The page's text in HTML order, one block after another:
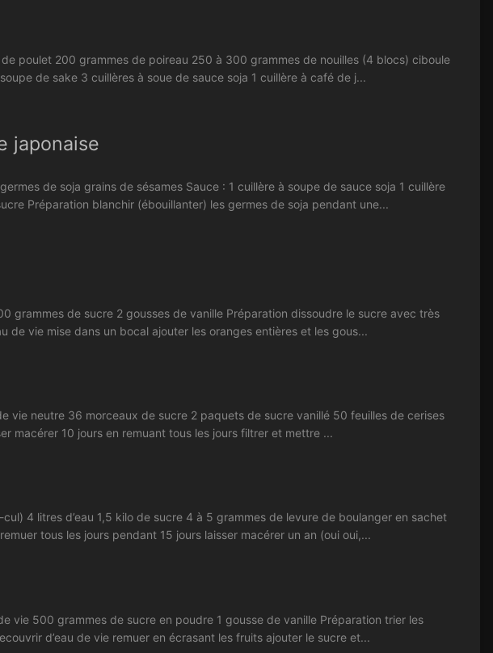
poulet 200 grammes de poireau 250 à 300 grammes de nouilles (4 blocs) ciboule
de sake 3 cuillères à soue de sauce soja 1 cuillère à café de j...
japonaise
de soja grains de sésames Sauce : 1 cuillère à soupe de sauce soja 1 cuillère
Préparation blanchir (ébouillanter) les germes de soja pendant une...
grammes de sucre 2 gousses de vanille Préparation dissoudre le sucre avec très
de vie mise dans un bocal ajouter les oranges entières et les gous...
vie neutre 36 morceaux de sucre 2 paquets de sucre vanillé 50 feuilles de cerises
macérer 10 jours en remuant tous les jours filtrer et mettre ...
4 litres d’eau 1,5 kilo de sucre 4 à 5 grammes de levure de boulanger en sachet
tous les jours pendant 15 jours laisser macérer un an (oui oui,...
vie 500 grammes de sucre en poudre 1 gousse de vanille Préparation trier les
d’eau de vie remuer en écrasant les fruits ajouter le sucre et...